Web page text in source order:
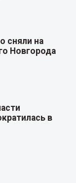
сняли на
Новгорода
в